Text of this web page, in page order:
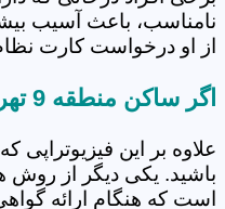
نامناسب، باعث آسیب
از او درخواست کارت
اگر ساکن منطقه 9 تهران هستید از فیزیوتراپی در منزل عافل نشوید!
علاوه بر این فیزیوتراپی
باشید. یکی دیگر از روش
است که هنگام ارائه